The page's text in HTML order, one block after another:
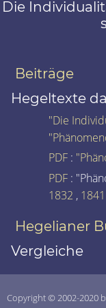
Die
Beiträge
Hegeltexte
"Die
PDF :
PDF :
1832 , 1841
Hegelianer
Vergleiche
Copyright © 2002-2020